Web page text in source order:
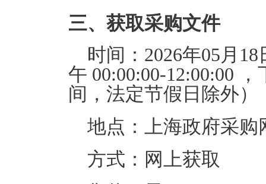
三、获取采购文件
时间： 2026年05月18
午 00:00:00-12:00:00 ，
间，法定节假日除外）
地点：
上海政府采购
方式： 网上获取